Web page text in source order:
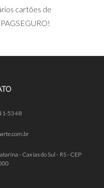
cartões de
5348
- Caxias do Sul - RS - CEP